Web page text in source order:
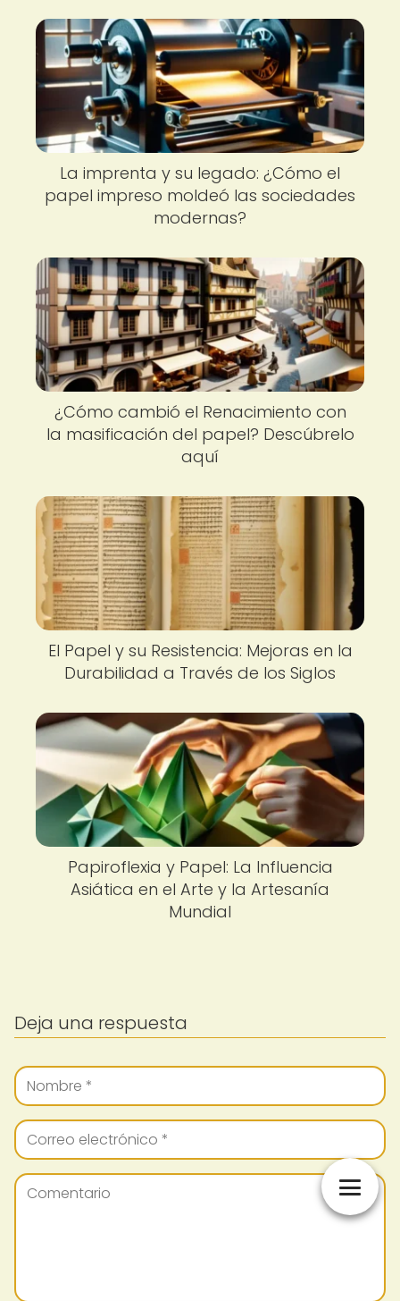
La imprenta y su legado: ¿Cómo el
papel impreso moldeó las sociedades
modernas?
¿Cómo cambió el Renacimiento con
la masificación del papel? Descúbrelo
aquí
El Papel y su Resistencia: Mejoras en la
Durabilidad a Través de los Siglos
Papiroflexia y Papel: La Influencia
Asiática en el Arte y la Artesanía
Mundial
Deja una respuesta